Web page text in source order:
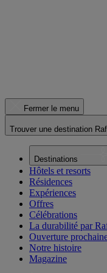
Fermer le menu
Trouver une destination
Destinations
Hôtels et resorts
Résidences
Expériences
Offres
Célébrations
La durabilité par
Ouverture
Notre histoire
Magazine